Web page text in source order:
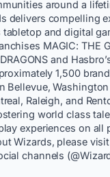
around a
delivers compelling
tabletop and digital
MAGIC: THE
and
1,500
Bellevue,
Raleigh, and
world class
experiences on all
Wizards, please
channels